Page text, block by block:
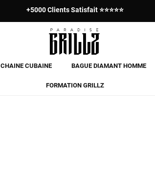
CHAINE CUBAINE BAGUE DIAMANT HOMME
FORMATION GRILLZ